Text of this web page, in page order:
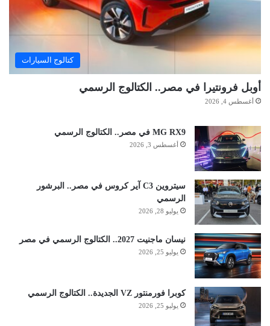
كتالوج السيارات
أوبل فرونتيرا في مصر.. الكتالوج الرسمي
أغسطس 4, 2026
MG RX9 في مصر.. الكتالوج الرسمي
أغسطس 3, 2026
سيتروين C3 آير كروس في مصر.. البرشور
الرسمي
يوليو 28, 2026
نيسان ماجنيت 2027.. الكتالوج الرسمي في مصر
يوليو 25, 2026
كوبرا فورمنتور VZ الجديدة.. الكتالوج الرسمي
يوليو 25, 2026